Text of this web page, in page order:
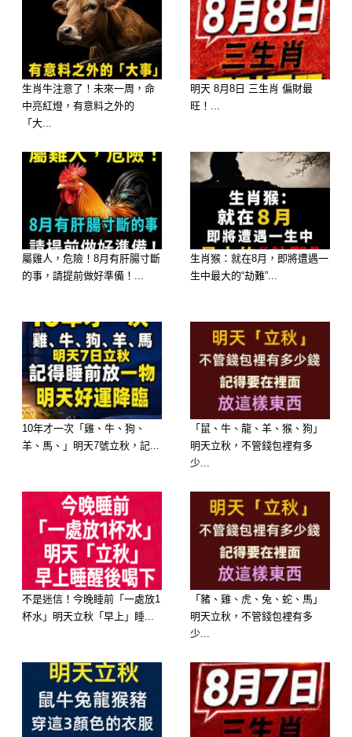
三、家人脾氣、習性劇變
最令人擔憂的反常，常常不在物，而在
人。家庭成員突然變得愛獨處，喜歡待
在黑暗的角落，或在無緣無故下脾氣大
變，對輕生老死的討論極度排斥。這種
劇變可能是內心已經知道某種不對勁，
但又不願意直面的結果。此外，身體狀
硬撐。
當這些訊號顯現時，家人間的交流顯得
尤為重要。
這些反常現象的一再出現是提醒，即便
知道生命的大限將至，也不要沉浸在恐
懼中。從面對問題出發，對將要離去者
的關懷可以激勵他們勇敢走完最後的路
程。腥與亡並不可怕，可怕的是明知道
卻選擇視而不見。
生肖牛注意了！未來一周，命
中亮紅燈，有意料之外的
「大...
明天 8月8日 三生肖 偏財最
旺！...
屬雞人，危險！8月有肝腸寸斷
的事，請提前做好準備！...
生肖猴：就在8月，即將遭遇一
生中最大的“劫難”...
10年才一次「雞、牛、狗、
羊、馬、」明天7號立秋，記...
「鼠、牛、龍、羊、猴、狗」
明天立秋，不管錢包裡有多
少...
不是迷信！今晚睡前「一處放1
杯水」明天立秋「早上」睡...
「豬、雞、虎、兔、蛇、馬」
明天立秋，不管錢包裡有多
少...